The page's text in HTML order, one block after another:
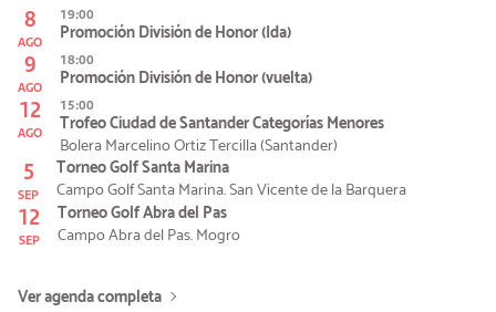
8
AGO
19:00
Promoción División de Honor (Ida)
9
AGO
18:00
Promoción División de Honor (vuelta)
12
AGO
15:00
Trofeo Ciudad de Santander Categorías Menores
Bolera Marcelino Ortiz Tercilla (Santander)
5
SEP
Torneo Golf Santa Marina
Campo Golf Santa Marina. San Vicente de la Barquera
12
SEP
Torneo Golf Abra del Pas
Campo Abra del Pas. Mogro
Ver agenda completa